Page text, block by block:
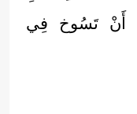
أَنْ تَسُوخ فِي